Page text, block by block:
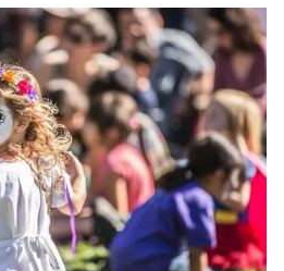
in celebration of Black culture.